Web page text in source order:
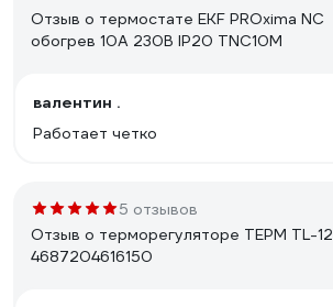
Отзыв о термостате EKF PROxima NC
обогрев 10А 230В IP20 TNC10M
валентин .
Работает четко
5 отзывов
Отзыв о терморегуляторе ТЕРМ TL-12
4687204616150